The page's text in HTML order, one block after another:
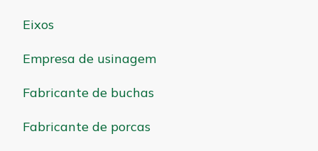
Eixos
Empresa de usinagem
Fabricante de buchas
Fabricante de porcas